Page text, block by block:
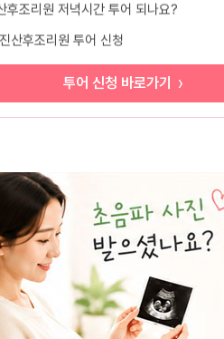
산후조리원 투어 신청
조리원 주말 투어 신청
투어 신청 바로가기